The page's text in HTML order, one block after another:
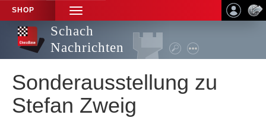
SHOP
TOGGLE
NAVIGATION
Schach
Nachrichten
Sonderausstellung zu
Stefan Zweig